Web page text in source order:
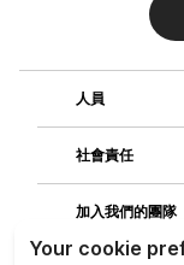
人員
社會責任
加入我們的團隊